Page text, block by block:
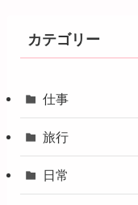
カテゴリー
仕事
旅行
日常